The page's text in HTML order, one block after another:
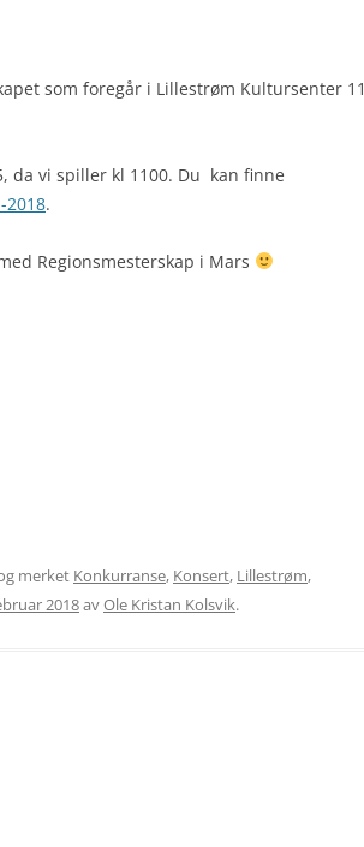
som foregår i Lillestrøm Kultursenter 11
da vi spiller kl 1100. Du kan finne
2018.
Regionsmesterskap i Mars
merket Konkurranse, Konsert, Lillestrøm,
2018avOle Kristan Kolsvik.